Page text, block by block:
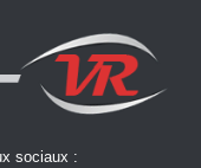
sociaux :